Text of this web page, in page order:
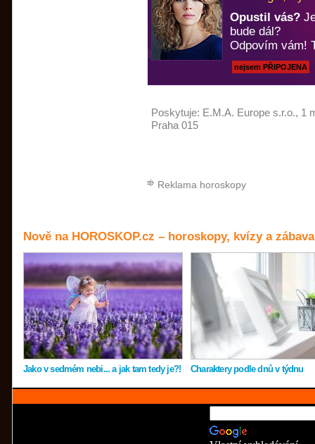
Opustil vás?
bude dál?
Odpovím vám!
nejsem PŘIPOJENA
Poskytuje: E.M.A. Europe s.r.o., 1
Praha 015
Reklama horoskopy
Nově na HOROSKOP.cz – horoskopy, kvízy a zábava
Jako v sedmém nebi... a jak tam tedy je?! Charaktery podle dnů v týdnu